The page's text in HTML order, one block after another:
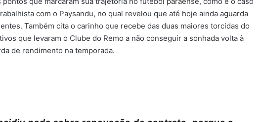
com o Paysandu, no qual revelou que até hoje ainda aguarda
Também cita o carinho que recebe das duas maiores torcidas do
que levaram o Clube do Remo a não conseguir a sonhada volta à
de rendimento na temporada.